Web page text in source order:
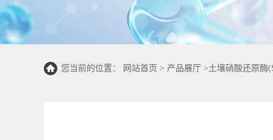
您当前的位置： 网站首页 > 产品展厅 >土壤硝酸还原酶